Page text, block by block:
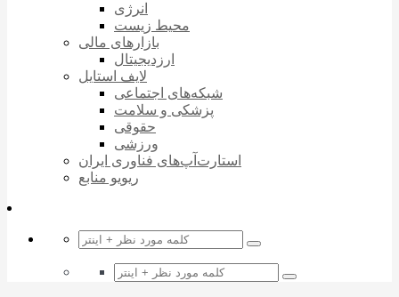
انرژی
محیط زیست
بازارهای مالی
ارزدیجیتال
لایف استایل
شبکه‌های اجتماعی
پزشکی و سلامت
حقوقی
ورزشی
استارت‌آپ‌های فناوری ایران
ریویو منابع